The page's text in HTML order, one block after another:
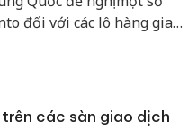
đối với các lô hàng giao
các sàn giao dịch